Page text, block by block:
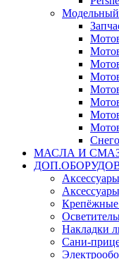
МАСЛА И
Накладки
Сани-